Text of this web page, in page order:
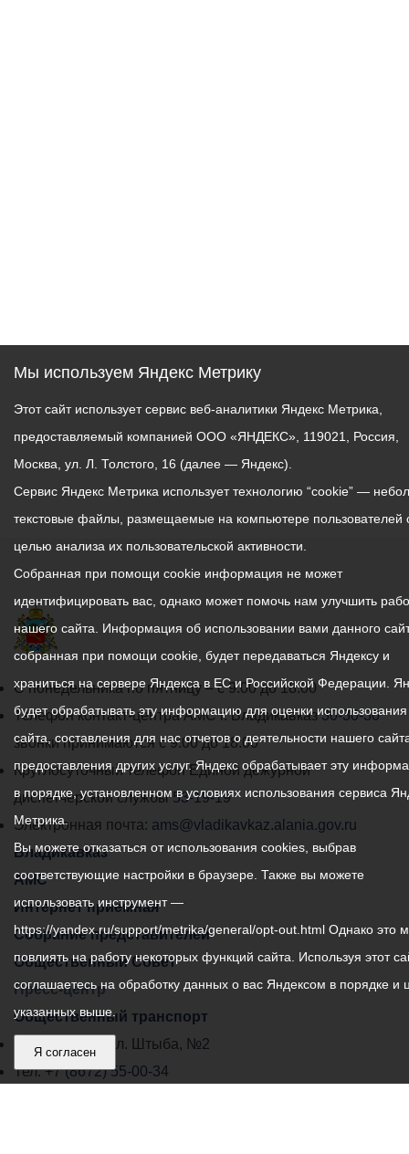
График
работы
администрации
местного
самоуправления
города
Владикавказ:
С понедельника по пятницу – с 9.00 до 18.00
Телефон контакт-центра АМС г. Владикавказ30-30-30
звонки принимаются с 9:00 до 18:00
Круглосуточный телефон Единой дежурной
диспетчерской службы53-19-19
Электронная почта: ams@vladikavkaz.alania.gov.ru
Владикавказ
АМС
Интернет приемная
Собрание представителей
Общественный Совет
Пресс-центр
Общественный транспорт
Владикавказ, пл. Штыба, №2
Тел:+7 (8672) 55-00-34
Мы используем Яндекс Метрику
Этот сайт использует сервис веб-аналитики Яндекс Метрика,
предоставляемый компанией ООО «ЯНДЕКС», 119021, Россия,
Москва, ул. Л. Толстого, 16 (далее — Яндекс).
Сервис Яндекс Метрика использует технологию “cookie” —
текстовые файлы, размещаемые на компьютере пользователей
целью анализа их пользовательской активности.
Собранная при помощи cookie информация не может
идентифицировать вас, однако может помочь нам улучшить
нашего сайта. Информация об использовании вами данного
собранная при помощи cookie, будет передаваться Яндексу и
храниться на сервере Яндекса в ЕС и Российской Федерации.
будет обрабатывать эту информацию для оценки
сайта, составления для нас отчетов о деятельности нашего
предоставления других услуг. Яндекс обрабатывает эту
в порядке, установленном в условиях использования сервиса
Метрика.
Вы можете отказаться от использования cookies, выбрав
соответствующие настройки в браузере. Также вы можете
использовать инструмент —
https://yandex.ru/support/metrika/general/opt-out.html Однако это
повлиять на работу некоторых функций сайта. Используя этот
соглашаетесь на обработку данных о вас Яндексом в порядке и
указанных выше.
Я согласен